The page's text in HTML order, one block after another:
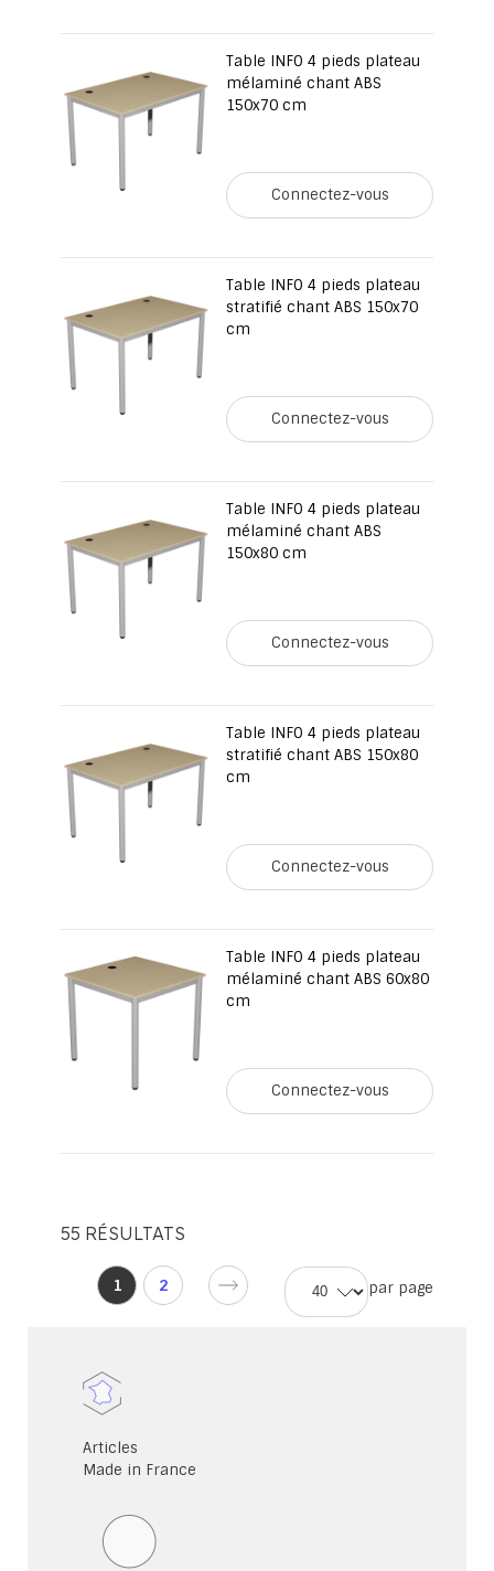
Table INFO 4 pieds plateau
mélaminé chant ABS
150x70 cm
Connectez-vous
Table INFO 4 pieds plateau
stratifié chant ABS 150x70
cm
Connectez-vous
Table INFO 4 pieds plateau
mélaminé chant ABS
150x80 cm
Connectez-vous
Table INFO 4 pieds plateau
stratifié chant ABS 150x80
cm
Connectez-vous
Table INFO 4 pieds plateau
mélaminé chant ABS 60x80
cm
Connectez-vous
55 RÉSULTATS
d'accueil
Vous
lisez
page
1
Page
2 par page
Articles
Made in France